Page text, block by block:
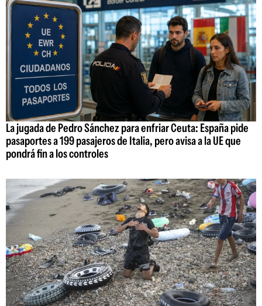
La jugada de Pedro Sánchez para enfriar Ceuta: España pide
pasaportes a 199 pasajeros de Italia, pero avisa a la UE que
pondrá fin a los controles